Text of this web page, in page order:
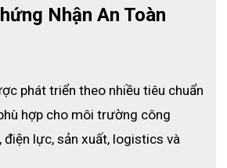
GĂNG TAY THỰC PHẨM ĐA
256
Nhận An Toàn
phát triển theo nhiều tiêu chuẩn
hợp cho môi trường công
điện lực, sản xuất, logistics và